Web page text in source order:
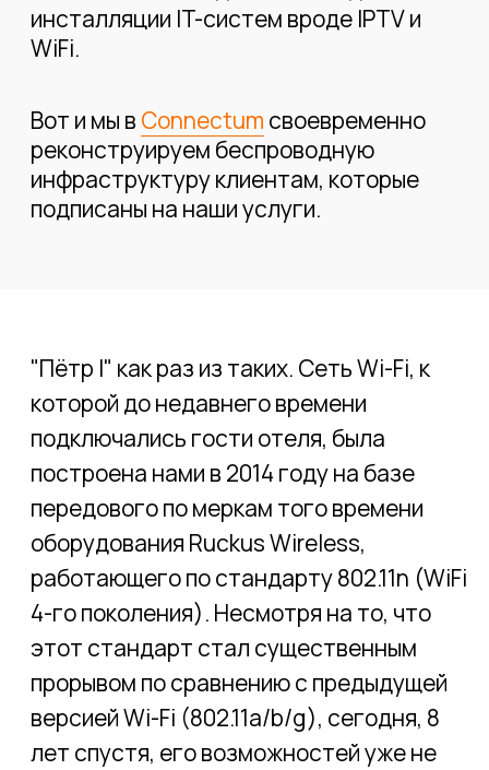
Проводить апгрейд IT-инфраструктуры в
наше санкционное время не так просто:
ведь официальных поставок
оборудования тех марок, к которым мы
привыкли, больше нет. Но есть бренд,
которому удалось избежать санкций, ―
это китайский TP-Link, известный
многим по домашним роутерам. Мы
давно знакомы с российским
Выбор марки и моделей
развитым функционалом,
соответствующим классу Enterprise, и
санкций.
которой до недавнего времени
подключались гости отеля, была
построена нами в 2014 году на базе
оборудования Ruckus Wireless,
работающего по стандарту 802.11n (WiFi
4-го поколения). Несмотря на то, что
этот стандарт стал существенным
прорывом по сравнению с предыдущей